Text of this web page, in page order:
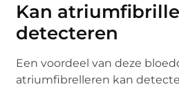
Kan
detecteren
Een voordeel van deze
atriumfibrelleren kan